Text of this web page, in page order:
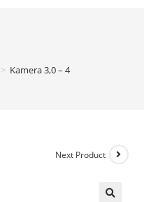
> Kamera 3,0 – 4
Next Product